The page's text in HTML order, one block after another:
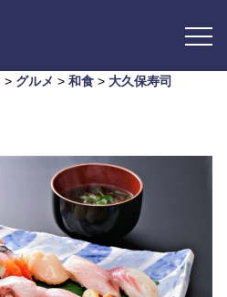
> グルメ > 和食 > 大久保寿司